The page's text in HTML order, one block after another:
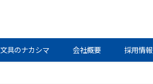
文具のナカシマ 会社概要 採用情報